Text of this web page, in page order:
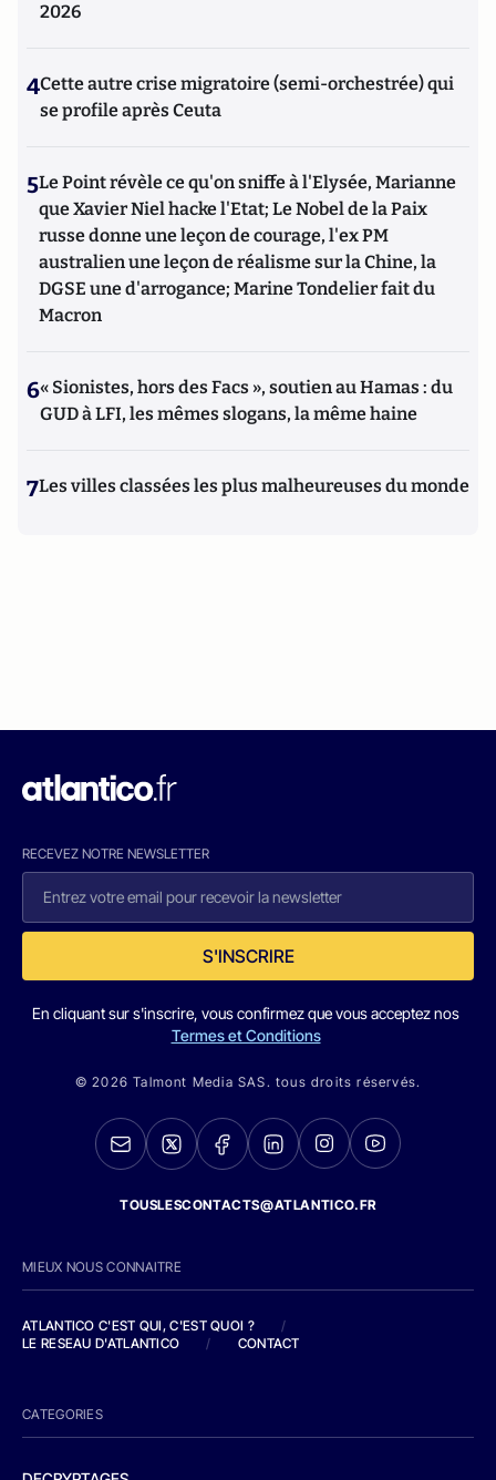
2026
4Cette autre crise migratoire (semi-orchestrée) qui
se profile après Ceuta
5Le Point révèle ce qu'on sniffe à l'Elysée, Marianne
que Xavier Niel hacke l'Etat; Le Nobel de la Paix
russe donne une leçon de courage, l'ex PM
australien une leçon de réalisme sur la Chine, la
DGSE une d'arrogance; Marine Tondelier fait du
Macron
6« Sionistes, hors des Facs », soutien au Hamas : du
GUD à LFI, les mêmes slogans, la même haine
7Les villes classées les plus malheureuses du monde
RECEVEZ NOTRE NEWSLETTER
S'INSCRIRE
En cliquant sur s'inscrire, vous confirmez que vous acceptez nos
Termes et Conditions
© 2026 Talmont Media SAS. tous droits réservés.
TOUSLESCONTACTS@ATLANTICO.FR
MIEUX NOUS CONNAITRE
ATLANTICO C'EST QUI, C'EST QUOI ?
/
LE RESEAU D'ATLANTICO
/ CONTACT
CATEGORIES